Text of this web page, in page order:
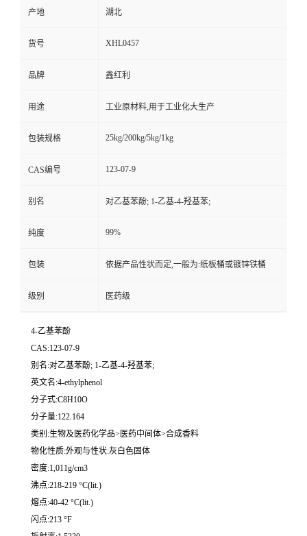
产地 湖北
货号 XHL0457
品牌 鑫红利
用途 工业原材料,用于工业化大生产
包装规格 25kg/200kg/5kg/1kg
CAS编号 123-07-9
别名 对乙基苯酚; 1-乙基-4-羟基苯;
纯度 99%
包装 依据产品性状而定,一般为:纸板桶或镀锌铁桶
级别 医药级
4-乙基苯酚
CAS:123-07-9
别名:对乙基苯酚; 1-乙基-4-羟基苯;
英文名:4-ethylphenol
分子式:C8H10O
分子量:122.164
类别:生物及医药化学品>医药中间体>合成香料
物化性质:外观与性状:灰白色固体
密度:1,011g/cm3
沸点:218-219 °C(lit.)
熔点:40-42 °C(lit.)
闪点:213 °F